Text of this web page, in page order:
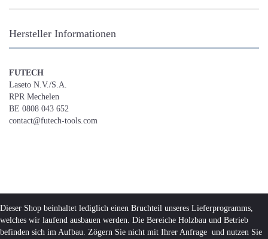
Hersteller Informationen
FUTECH
Laseto N.V./S.A.
RPR Mechelen
BE 0808 043 652
contact@futech-tools.com
Dieser Shop beinhaltet lediglich einen Bruchteil unseres Lieferprogramms,
welches wir laufend ausbauen werden. Die Bereiche Holzbau und Betrieb
befinden sich im Aufbau. Zögern Sie nicht mit Ihrer Anfrage und nutzen Sie